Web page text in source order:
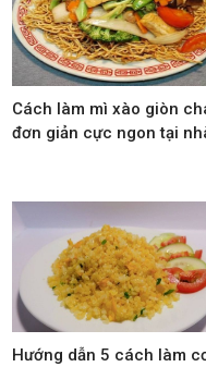
Cách làm mì xào giòn
đơn giản cực ngon tại
Hướng dẫn 5 cách làm